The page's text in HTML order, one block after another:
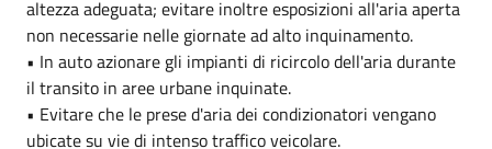
altezza adeguata; evitare inoltre esposizioni all'aria aperta
non necessarie nelle giornate ad alto inquinamento.
• In auto azionare gli impianti di ricircolo dell'aria durante
il transito in aree urbane inquinate.
• Evitare che le prese d'aria dei condizionatori vengano
ubicate su vie di intenso traffico veicolare.